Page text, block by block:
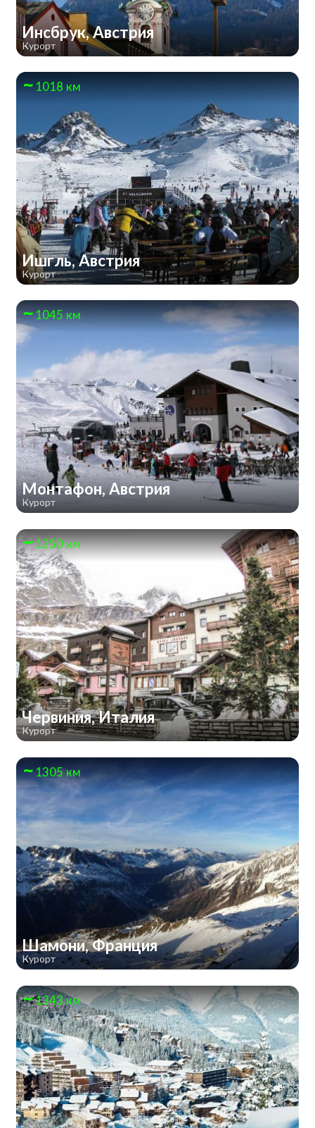
Инсбрук, Австрия
Курорт
1018 км
Ишгль, Австрия
Курорт
1045 км
Монтафон, Австрия
Курорт
1250 км
Червиния, Италия
Курорт
1305 км
Шамони, Франция
Курорт
1343 км